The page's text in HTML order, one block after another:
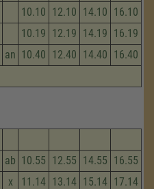
10.10 12.10 14.10 16.10
10.19 12.19 14.19 16.19
an 10.40 12.40 14.40 16.40
ab 10.55 12.55 14.55 16.55
x 11.14 13.14 15.14 17.14